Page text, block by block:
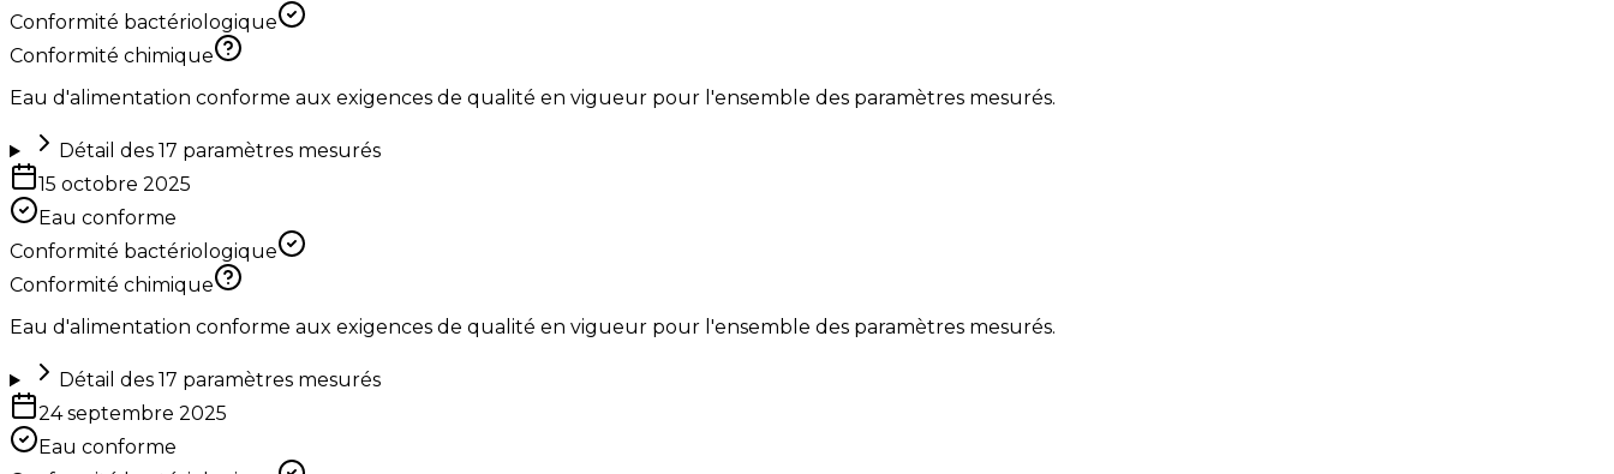
Conformité bactériologique
Conformité chimique
Eau d'alimentation conforme aux exigences de qualité en vigueur pour l'ensemble des paramètres mesurés.
Détail des 17 paramètres mesurés
15 octobre 2025
Eau conforme
Conformité bactériologique
Conformité chimique
Eau d'alimentation conforme aux exigences de qualité en vigueur pour l'ensemble des paramètres mesurés.
Détail des 17 paramètres mesurés
24 septembre 2025
Eau conforme